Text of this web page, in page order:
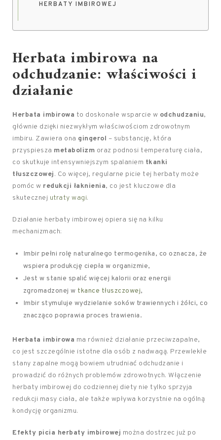
HERBATY IMBIROWEJ
Herbata imbirowa na
odchudzanie: właściwości i
działanie
Herbata imbirowa to doskonałe wsparcie w odchudzaniu,
głównie dzięki niezwykłym właściwościom zdrowotnym
imbiru. Zawiera ona gingerol – substancję, która
przyspiesza metabolizm oraz podnosi temperaturę ciała,
co skutkuje intensywniejszym spalaniem tkanki
tłuszczowej. Co więcej, regularne picie tej herbaty może
pomóc w redukcji łaknienia, co jest kluczowe dla
skutecznej utraty wagi.
Działanie herbaty imbirowej opiera się na kilku
mechanizmach:
Imbir pełni rolę naturalnego termogenika, co oznacza, że
wspiera produkcję ciepła w organizmie,
Jest w stanie spalić więcej kalorii oraz energii
zgromadzonej w tkance tłuszczowej,
Imbir stymuluje wydzielanie soków trawiennych i żółci, co
znacząco poprawia proces trawienia.
Herbata imbirowa ma również działanie przeciwzapalne,
co jest szczególnie istotne dla osób z nadwagą. Przewlekłe
stany zapalne mogą bowiem utrudniać odchudzanie i
prowadzić do różnych problemów zdrowotnych. Włączenie
herbaty imbirowej do codziennej diety nie tylko sprzyja
redukcji masy ciała, ale także wpływa korzystnie na ogólną
kondycję organizmu.
Efekty picia herbaty imbirowej można dostrzec już po